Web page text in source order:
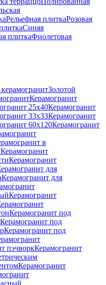
Рельефная плиткаРозовая
Синяя
плиткаФиолетовая
Золотой
Керамогранит
25x40Керамогранит
33x33Керамогранит
60x120Керамогранит
в
Керамогранит
Керамогранит
для
Керамогранит для
Керамогранит
Керамогранит под
Керамогранит под
Керамогранит под
пэчворкКерамогранит
Керамогранит